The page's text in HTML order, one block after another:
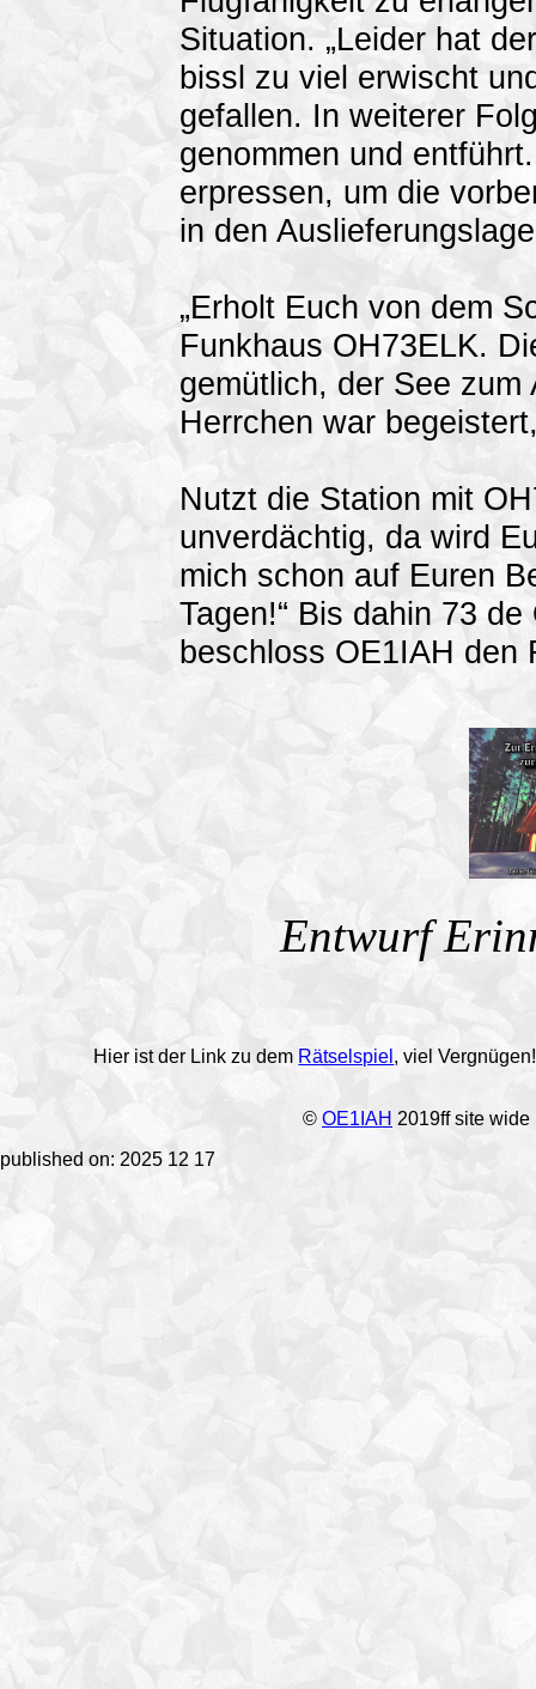
Situation. „Leider hat
bissl zu viel erwischt
gefallen. In weiterer
genommen und
erpressen, um die
in den
„Erholt Euch von dem
Funkhaus OH73ELK.
gemütlich, der See
Herrchen war
Nutzt die Station mit
unverdächtig, da wird
mich schon auf Euren
Tagen!“ Bis dahin 73
beschloss OE1IAH den
Entwurf
Hier ist der Link zu dem Rätselspiel , viel Vergnügen!
© OE1IAH 2019ff site
published on: 2025 12 17